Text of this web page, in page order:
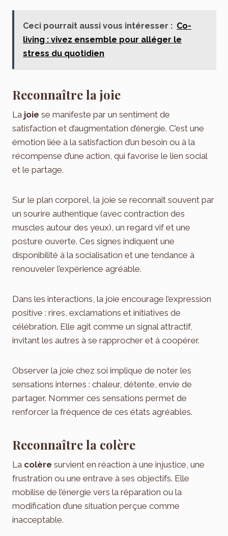
Ceci pourrait aussi vous intéresser : Co-
living : vivez ensemble pour alléger le
stress du quotidien
Reconnaître la joie
La joie se manifeste par un sentiment de
satisfaction et d’augmentation d’énergie. C’est une
émotion liée à la satisfaction d’un besoin ou à la
récompense d’une action, qui favorise le lien social
et le partage.
Sur le plan corporel, la joie se reconnaît souvent par
un sourire authentique (avec contraction des
muscles autour des yeux), un regard vif et une
posture ouverte. Ces signes indiquent une
disponibilité à la socialisation et une tendance à
renouveler l’expérience agréable.
Dans les interactions, la joie encourage l’expression
positive : rires, exclamations et initiatives de
célébration. Elle agit comme un signal attractif,
invitant les autres à se rapprocher et à coopérer.
Observer la joie chez soi implique de noter les
sensations internes : chaleur, détente, envie de
partager. Nommer ces sensations permet de
renforcer la fréquence de ces états agréables.
Reconnaître la colère
La colère survient en réaction à une injustice, une
frustration ou une entrave à ses objectifs. Elle
mobilise de l’énergie vers la réparation ou la
modification d’une situation perçue comme
inacceptable.